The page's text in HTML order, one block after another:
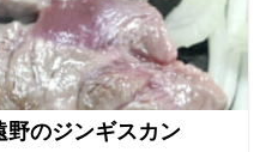
のジンギスカン